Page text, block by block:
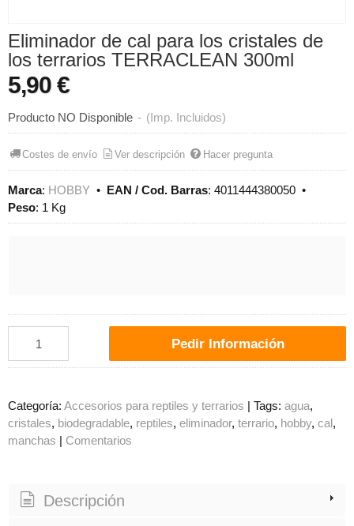
Eliminador de cal para los cristales de
los terrarios TERRACLEAN 300ml
5,90 €
Producto NO Disponible - (Imp. Incluidos)
Costes de envío Ver descripción Hacer pregunta
Marca: HOBBY • EAN / Cod. Barras: 4011444380050 •
Peso: 1 Kg
Pedir Información
Categoría: Accesorios para reptiles y terrarios | Tags: agua
cristales biodegradable reptiles eliminador terrario hobby cal
manchas | Comentarios
Descripción